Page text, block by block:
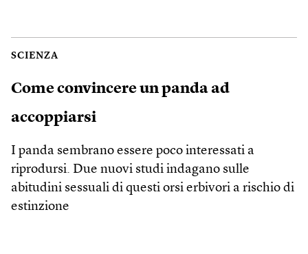
SCIENZA
Come convincere un panda ad
accoppiarsi
I panda sembrano essere poco interessati a
riprodursi. Due nuovi studi indagano sulle
abitudini sessuali di questi orsi erbivori a rischio di
estinzione